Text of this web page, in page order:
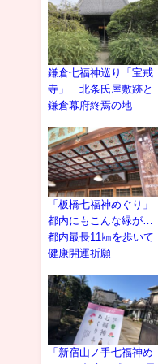
鎌倉七福神巡り「宝戒
寺」 北条氏屋敷跡と
鎌倉幕府終焉の地
「板橋七福神めぐり」
都内にもこんな緑が…
都内最長11㎞を歩いて
健康開運祈願
「新宿山ノ手七福神め